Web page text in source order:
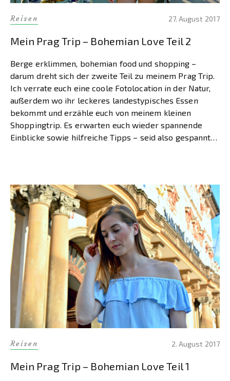
Reisen 27. August 2017
Mein Prag Trip – Bohemian Love Teil 2
Berge erklimmen, bohemian food und shopping –
darum dreht sich der zweite Teil zu meinem Prag Trip.
Ich verrate euch eine coole Fotolocation in der Natur,
außerdem wo ihr leckeres landestypisches Essen
bekommt und erzähle euch von meinem kleinen
Shoppingtrip. Es erwarten euch wieder spannende
Einblicke sowie hilfreiche Tipps – seid also gespannt
Reisen 2. August 2017
Mein Prag Trip – Bohemian Love Teil 1